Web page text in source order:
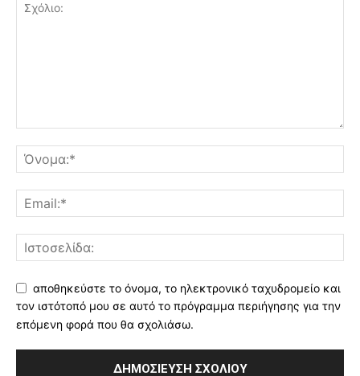
αποθηκεύστε το όνομα, το ηλεκτρονικό ταχυδρομείο και
τον ιστότοπό μου σε αυτό το πρόγραμμα περιήγησης για την
επόμενη φορά που θα σχολιάσω.